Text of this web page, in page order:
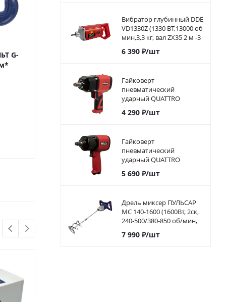
G-
Струбцина КОБАЛЬТ G-
Достаточно
860₽/шт
Вибратор глубинный DDE
VD1330Z (1330 ВТ,13000 об
мин,3,3 кг, вал ZX35 2 м -3
6 390₽/шт
Гайковерт
пневматический
ударный QUATTRO
ELEMENTI 500 Нм, 1/2,
разъем EURO, вес 1,8 кг.
4 290₽/шт
Гайковерт
пневматический
ударный QUATTRO
ELEMENTI 610 Нм, 1/2,
разъем EURO, вес 2,0 кг
5 690₽/шт
Дрель миксер ПУЛЬСАР
МС 140-1600 (1600Вт, 2ск,
240-500/380-850 об/мин,
пл. пуск, насадка 140 мм)
7 990₽/шт